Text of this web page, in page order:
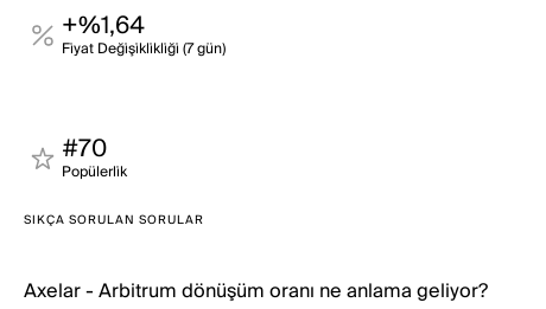
+%1,64
Fi̇yat Deği̇şi̇kli̇kli̇ği̇ (7 gün)
#70
Popülerli̇k
SIKÇA SORULAN SORULAR
Axelar - Arbitrum dönüşüm oranı ne anlama geliyor?